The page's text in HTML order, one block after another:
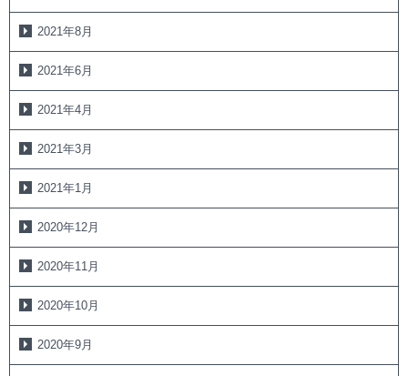
2021年8月
2021年6月
2021年4月
2021年3月
2021年1月
2020年12月
2020年11月
2020年10月
2020年9月